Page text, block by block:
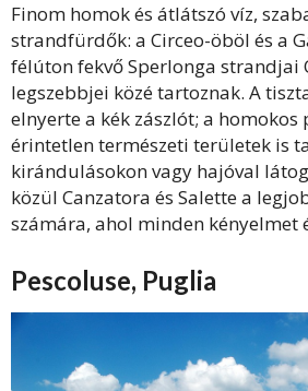
Finom homok és átlátszó víz,
strandfürdők: a Circeo-öböl és a
félúton fekvő Sperlonga strandjai
legszebbjei közé tartoznak. A
elnyerte a kék zászlót; a homokos
érintetlen természeti területek is
kirándulásokon vagy hajóval
közül Canzatora és Salette a
számára, ahol minden kényelmet
Pescoluse, Puglia